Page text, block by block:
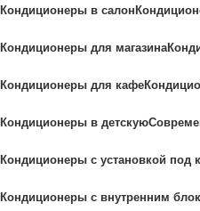
Кондиционеры в салон
Кондиционеры для магазина
Кондиционеры для кафе
Кондиционеры в детскую
Кондиционеры с установкой под
Кондиционеры с внутренним